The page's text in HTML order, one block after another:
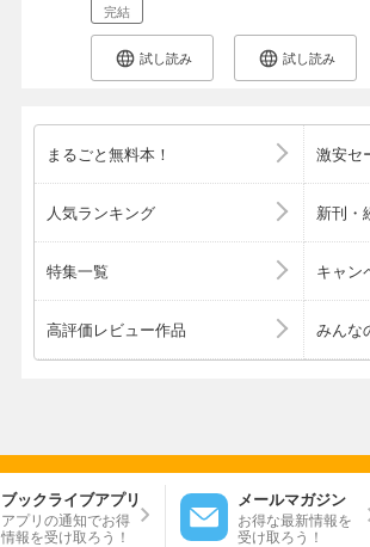
完結
試し読み 試し読み
まるごと無料本！ 激安セ
人気ランキング 新刊・
特集一覧 キャン
高評価レビュー作品 みんな
ブックライブアプリ
アプリの通知でお得
情報を受け取ろう！
メールマガジン
お得な最新情報を
受け取ろう！